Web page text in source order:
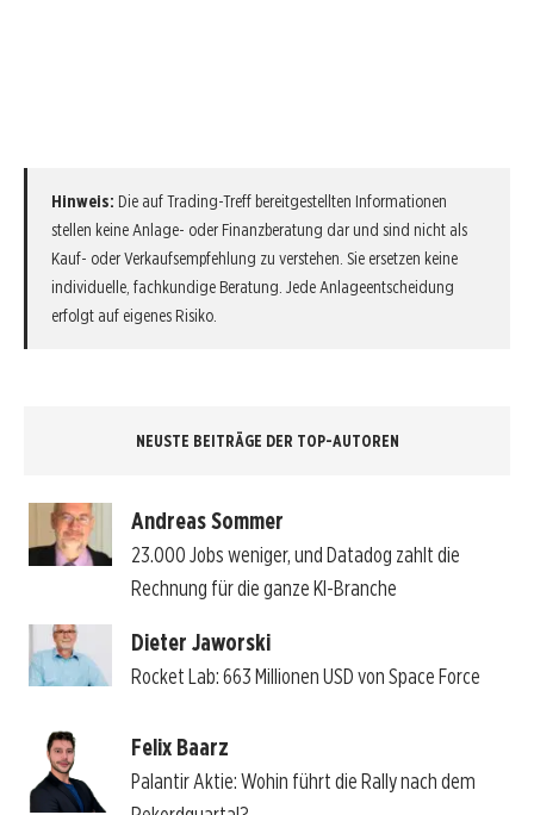
Hinweis: Die auf Trading-Treff bereitgestellten Informationen
stellen keine Anlage- oder Finanzberatung dar und sind nicht als
Kauf- oder Verkaufsempfehlung zu verstehen. Sie ersetzen keine
individuelle, fachkundige Beratung. Jede Anlageentscheidung
erfolgt auf eigenes Risiko.
NEUSTE BEITRÄGE DER TOP-AUTOREN
Andreas Sommer
23.000 Jobs weniger, und Datadog zahlt die
Rechnung für die ganze KI-Branche
Dieter Jaworski
Rocket Lab: 663 Millionen USD von Space Force
Felix Baarz
Palantir Aktie: Wohin führt die Rally nach dem